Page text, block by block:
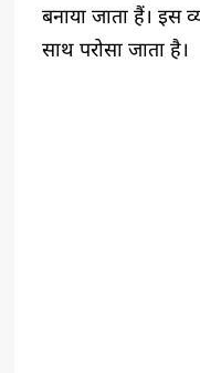
बनाया जाता हैं। इस
साथ परोसा जाता है।